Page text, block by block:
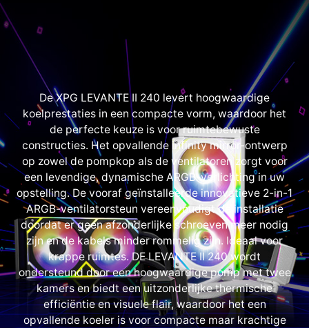
De XPG LEVANTE II 240 levert hoogwaardige
koelprestaties in een compacte vorm, waardoor het
de perfecte keuze is voor ruimtebewuste
constructies. Het opvallende infinity mirror-ontwerp
op zowel de pompkop als de ventilatoren zorgt voor
een levendige, dynamische ARGB-verlichting in uw
opstelling. De vooraf geïnstalleerde innovatieve 2-in-1
ARGB-ventilatorsteun vereenvoudigt de installatie
doordat er geen afzonderlijke schroeven meer nodig
zijn en de kabels minder rommelig zijn. Ideaal voor
krappe ruimtes. DE LEVANTE II 240 wordt
ondersteund door een hoogwaardige pomp met twee
kamers en biedt een uitzonderlijke thermische
efficiëntie en visuele flair, waardoor het een
opvallende koeler is voor compacte maar krachtige